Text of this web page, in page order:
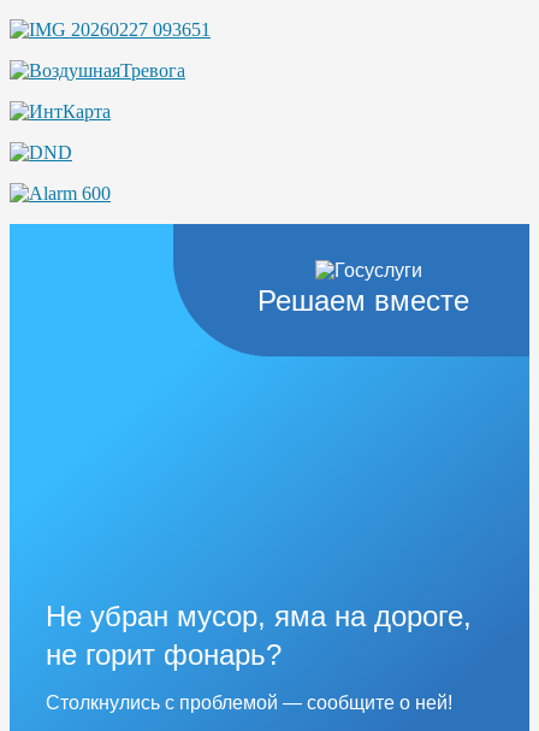
Решаем вместе
Не убран мусор, яма на дороге,
не горит фонарь?
Столкнулись с проблемой — сообщите о ней!